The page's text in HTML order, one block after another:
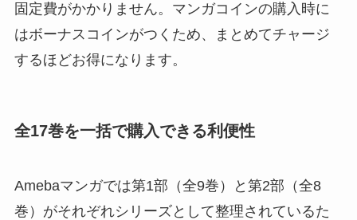
固定費がかかりません。マンガコインの購入時に
はボーナスコインがつくため、まとめてチャージ
するほどお得になります。
全17巻を一括で購入できる利便性
Amebaマンガでは第1部（全9巻）と第2部（全8
巻）がそれぞれシリーズとして整理されているた